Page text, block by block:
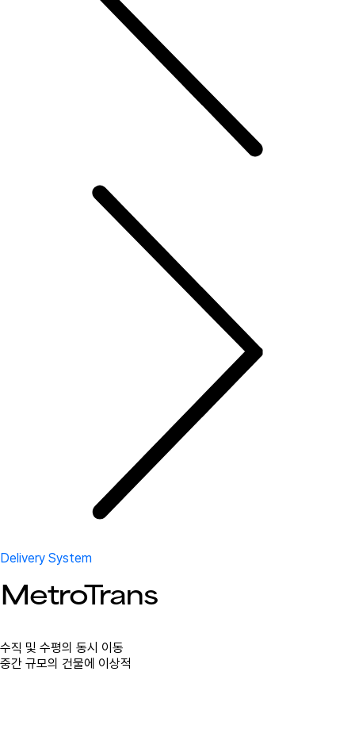
Delivery System
MetroTrans
수직 및 수평의 동시 이동
중간 규모의 건물에 이상적